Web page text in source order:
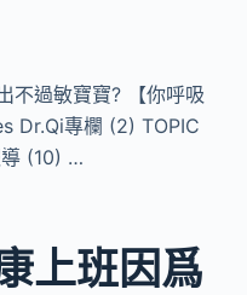
不過敏寶寶? 【你呼吸
Dr.Qi專欄 (2) TOPIC
(10) …
上班因爲